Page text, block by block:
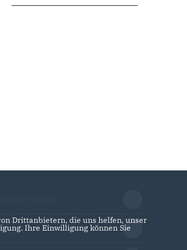
Kanal abonnieren
Drittanbietern, die uns helfen, unser
Ihre Einwilligung können Sie